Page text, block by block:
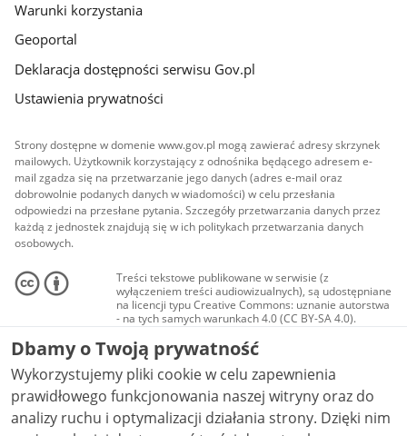
Warunki korzystania
Geoportal
Deklaracja dostępności serwisu Gov.pl
Ustawienia prywatności
Strony dostępne w domenie www.gov.pl mogą zawierać adresy skrzynek
mailowych. Użytkownik korzystający z odnośnika będącego adresem e-
mail zgadza się na przetwarzanie jego danych (adres e-mail oraz
dobrowolnie podanych danych w wiadomości) w celu przesłania
odpowiedzi na przesłane pytania. Szczegóły przetwarzania danych przez
każdą z jednostek znajdują się w ich politykach przetwarzania danych
osobowych.
Treści tekstowe publikowane w serwisie (z
wyłączeniem treści audiowizualnych), są udostępniane
na licencji typu Creative Commons: uznanie autorstwa
- na tych samych warunkach 4.0 (CC BY-SA 4.0).
Materiały audiowizualne, w tym zdjęcia, materiały
audio i wideo, są udostępniane na licencji typu
Creative Commons: uznanie autorstwa użycie
niekomercyjne - bez utworów zależnych 4.0 (CC BY-
NC-ND 4.0), o ile nie jest to stwierdzone inaczej.
Dbamy o Twoją prywatność
Wykorzystujemy pliki cookie w celu zapewnienia
prawidłowego funkcjonowania naszej witryny oraz do
analizy ruchu i optymalizacji działania strony. Dzięki nim